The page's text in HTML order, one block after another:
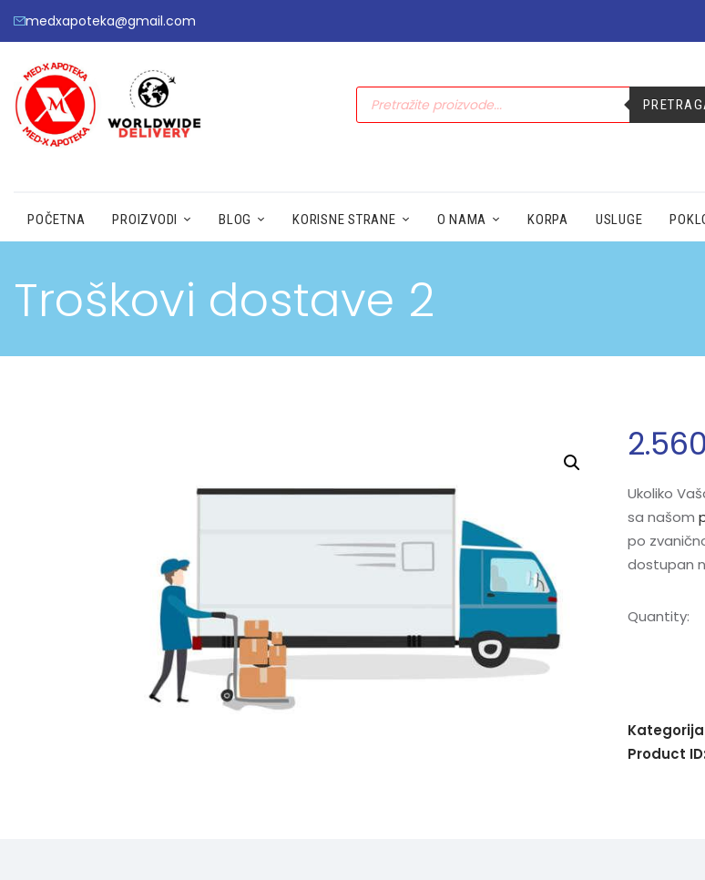
medxapoteka@gmail.com
POČETNA PROIZVODI BLOG KORISNE STRANE O NAMA KORPA USLUGE
Troškovi dostave 2
•NEGA | LEPOTA
•SEZONSKI PROIZVODI
2.560
Ukoliko
sa našom
po
dostupan
Quantity:
Product